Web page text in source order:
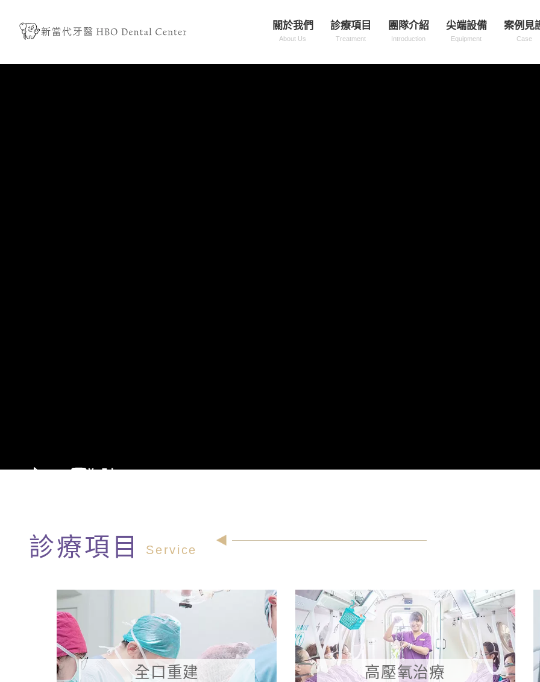
關於我們
About Us
診療項目
Treatment
團隊介紹
Introduction
尖端設備
Equipment
案例見
Case
診療項目 Service
全口重建 高壓氧治療